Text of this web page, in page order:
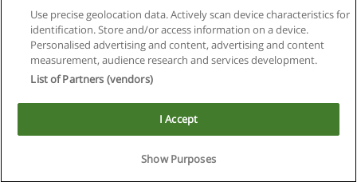
Reglas de uso
Privacidad de datos
Contactar con Educaedu
Copyright © Educaedu Business S.L. - CIF : B-95610580: -
www.educaedu.com.ar
Use precise geolocation data. Actively scan device characteristics for
identification. Store and/or access information on a device.
Personalised advertising and content, advertising and content
measurement, audience research and services development.
List of Partners (vendors)
I Accept
Show Purposes